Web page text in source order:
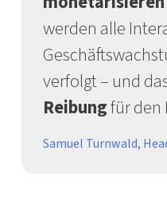
werden alle
verfolgt – und
Reibungfür den
Samuel Turnwald,